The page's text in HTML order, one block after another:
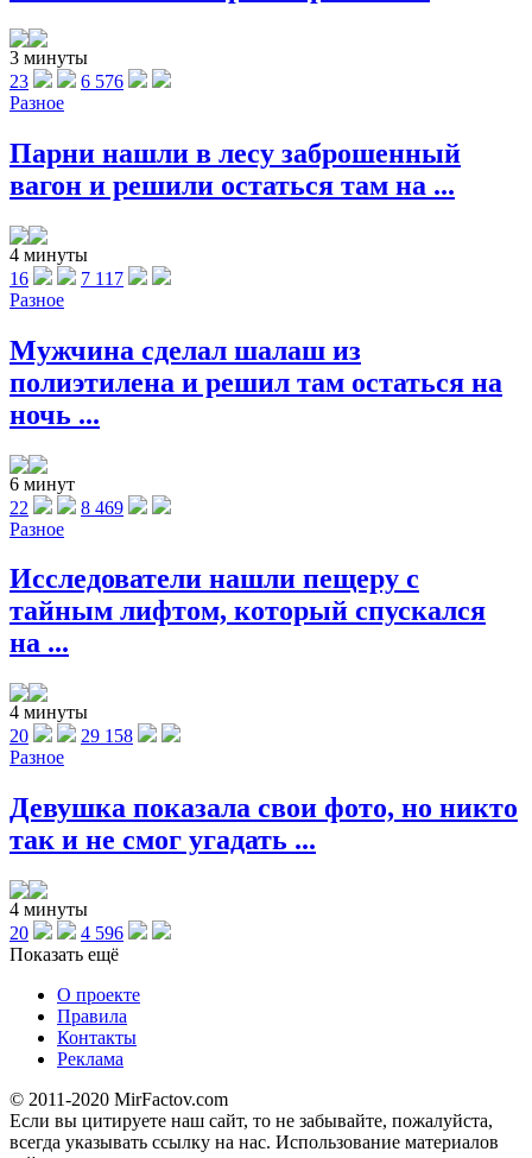
3 минуты
23
6 576
Разное
Парни нашли в лесу заброшенный
вагон и решили остаться там на ...
4 минуты
16
7 117
Разное
Мужчина сделал шалаш из
полиэтилена и решил там остаться на
ночь ...
6 минут
22
8 469
Разное
Исследователи нашли пещеру с
тайным лифтом, который спускался
на ...
4 минуты
20
29 158
Разное
Девушка показала свои фото, но никто
так и не смог угадать ...
4 минуты
20
4 596
Показать ещё
О проекте
Правила
Контакты
Реклама
© 2011-2020 MirFactov.com
Если вы цитируете наш сайт, то не забывайте, пожалуйста,
всегда указывать ссылку на нас. Использование материалов